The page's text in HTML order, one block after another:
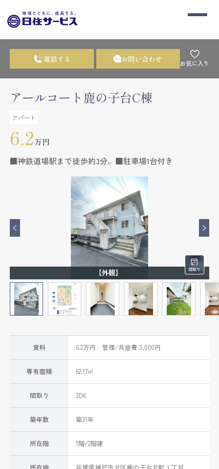
電話する お問い合わせ お気に入り
アールコート鹿の子台C棟
アパート
6.2万円
■神鉄道場駅まで徒歩約3分。■駐車場1台付き
【外観】
賃料 6.2万円 管理/共益費 3,000円
専有面積 52.17㎡
間取り 3DK
築年数 築31年
所在階 1階/2階建